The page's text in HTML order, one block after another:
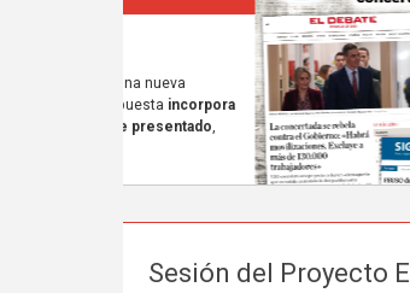
Sesión del Proyecto